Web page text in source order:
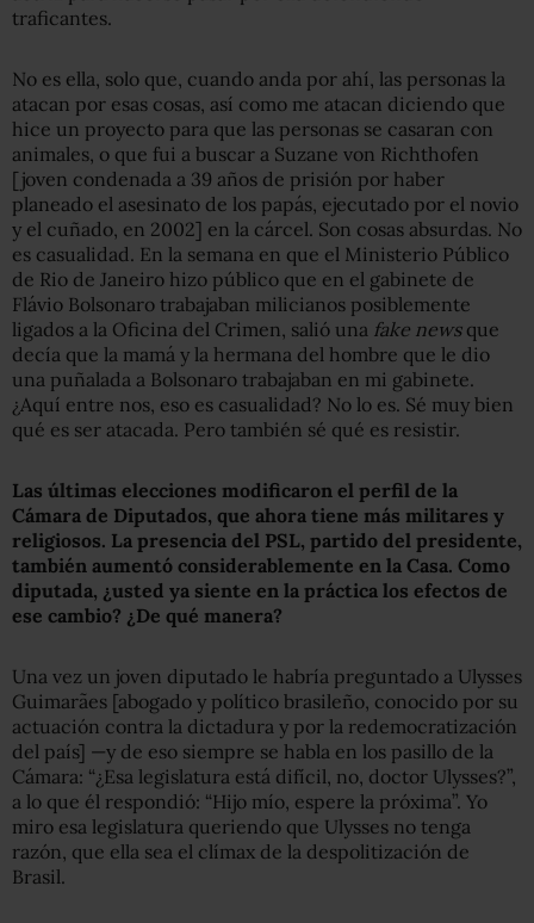
traficantes.
No es ella, solo que, cuando anda por ahí, las personas la
atacan por esas cosas, así como me atacan diciendo que
hice un proyecto para que las personas se casaran con
animales, o que fui a buscar a Suzane von Richthofen
[joven condenada a 39 años de prisión por haber
planeado el asesinato de los papás, ejecutado por el novio
y el cuñado, en 2002] en la cárcel. Son cosas absurdas. No
es casualidad. En la semana en que el Ministerio Público
de Rio de Janeiro hizo público que en el gabinete de
Flávio Bolsonaro trabajaban milicianos posiblemente
ligados a la Oficina del Crimen, salió una fake newsque
decía que la mamá y la hermana del hombre que le dio
una puñalada a Bolsonaro trabajaban en mi gabinete.
¿Aquí entre nos, eso es casualidad? No lo es. Sé muy bien
qué es ser atacada. Pero también sé qué es resistir.
Las últimas elecciones modificaron el perfil de la
Cámara de Diputados, que ahora tiene más militares y
religiosos. La presencia del PSL, partido del presidente,
también aumentó considerablemente en la Casa. Como
diputada, ¿usted ya siente en la práctica los efectos de
ese cambio? ¿De qué manera?
Una vez un joven diputado le habría preguntado a Ulysses
Guimarães [abogado y político brasileño, conocido por su
actuación contra la dictadura y por la redemocratización
del país] —y de eso siempre se habla en los pasillo de la
Cámara: “¿Esa legislatura está difícil, no, doctor Ulysses?”,
a lo que él respondió: “Hijo mío, espere la próxima”. Yo
miro esa legislatura queriendo que Ulysses no tenga
razón, que ella sea el clímax de la despolitización de
Brasil.